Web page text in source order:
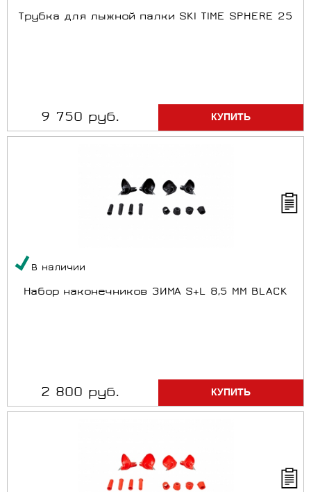
Трубка для лыжной палки SKI TIME SPHERE 25
9 750 руб.
В наличии
Набор наконечников ЗИМА S+L 8,5 MM BLACK
2 800 руб.